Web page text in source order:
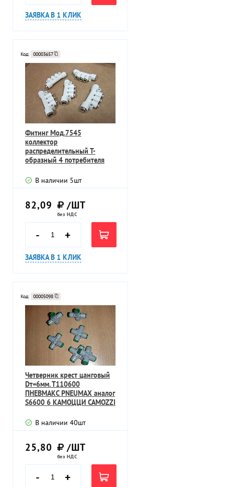
ЗАЯВКА В 1 КЛИК
Код: 00003657
Фитинг Мод.7545
коллектор
распределительный Т-
образный 4 потребителя
В наличии 5шт
82,09 /ШТ
без НДС
- +
ЗАЯВКА В 1 КЛИК
Код: 00005098
Четверник крест цанговый
Dт=6мм. Т110600
ПНЕВМАКС PNEUMAX аналог
S6600 6 КАМОЦЦИ CAMOZZI
В наличии 40шт
25,80 /ШТ
без НДС
- +